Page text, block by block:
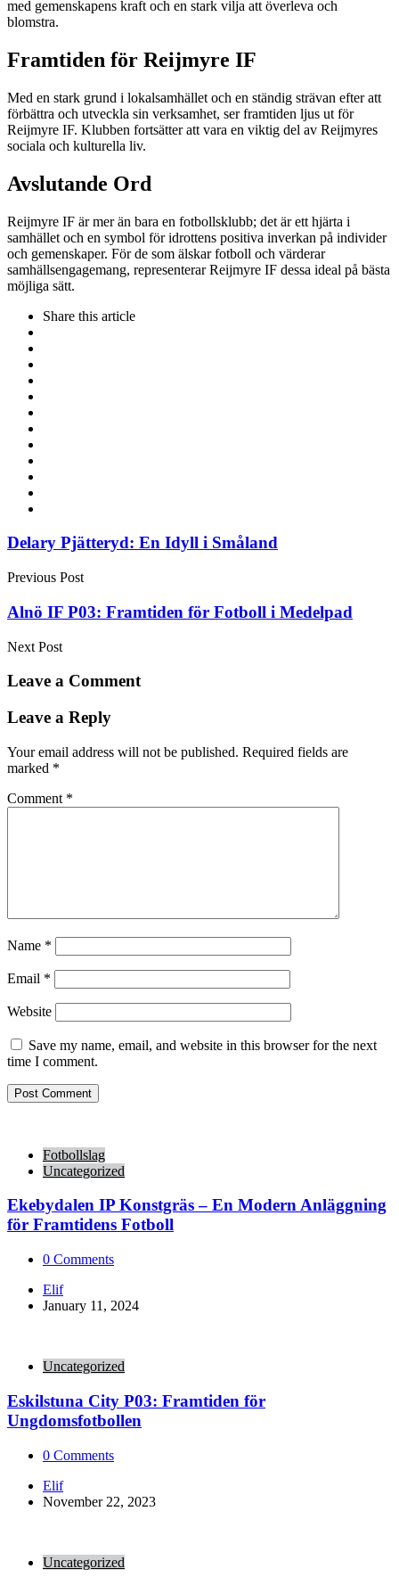
med gemenskapens kraft och en stark vilja att överleva och
blomstra.
Framtiden för Reijmyre IF
Med en stark grund i lokalsamhället och en ständig strävan efter att
förbättra och utveckla sin verksamhet, ser framtiden ljus ut för
Reijmyre IF. Klubben fortsätter att vara en viktig del av Reijmyres
sociala och kulturella liv.
Avslutande Ord
Reijmyre IF är mer än bara en fotbollsklubb; det är ett hjärta i
samhället och en symbol för idrottens positiva inverkan på individer
och gemenskaper. För de som älskar fotboll och värderar
samhällsengagemang, representerar Reijmyre IF dessa ideal på bästa
möjliga sätt.
Share this article
Post
navigation
Delary Pjätteryd: En Idyll i Småland
Previous Post
Alnö IF P03: Framtiden för Fotboll i Medelpad
Next Post
Leave a Comment
Leave a Reply
Your email address will not be published. Required fields are
marked *
Comment *
Name *
Email *
Website
Save my name, email, and website in this browser for the next
time I comment.
Fotbollslag
Uncategorized
Ekebydalen IP Konstgräs – En Modern Anläggning
för Framtidens Fotboll
0 Comments
Posted
by
Elif
January 11, 2024
Uncategorized
Eskilstuna City P03: Framtiden för
Ungdomsfotbollen
0 Comments
Posted
by
Elif
November 22, 2023
Uncategorized